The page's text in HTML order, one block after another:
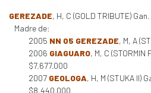
GEREZADE, H, C (GOLD TRIBUTE)
Madre de:
2005 NN 05 GEREZADE, M, A
2006 GIAGUARO, M, C (STORMIN
$7.677.000
2007 GEOLOGA, H, M (STUKA II)
$8.440.000